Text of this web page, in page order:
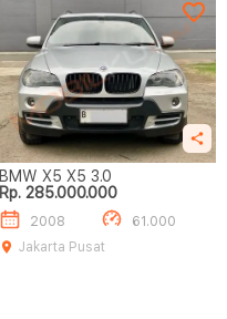
BMW X5 X5 3.0
Rp. 285.000.000
2008
61.000
Jakarta Pusat